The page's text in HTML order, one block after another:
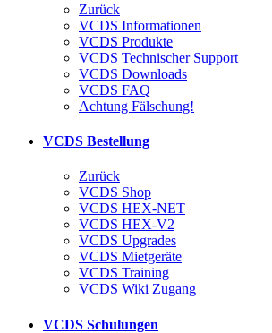
Zurück
VCDS Informationen
VCDS Produkte
VCDS Technischer Support
VCDS Downloads
VCDS FAQ
Achtung Fälschung!
VCDS Bestellung
Zurück
VCDS Shop
VCDS HEX-NET
VCDS HEX-V2
VCDS Upgrades
VCDS Mietgeräte
VCDS Training
VCDS Wiki Zugang
VCDS Schulungen